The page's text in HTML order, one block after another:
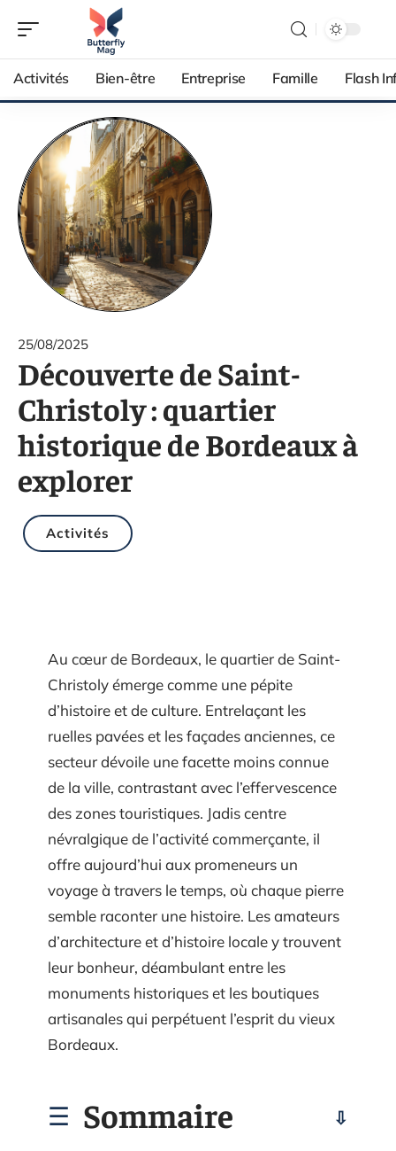
Activités Bien-être Entreprise Famille Flash
25/08/2025
Découverte de Saint-
Christoly : quartier
historique de Bordeaux à
explorer
Activités
Au cœur de Bordeaux, le quartier de Saint-
Christoly émerge comme une pépite
d’histoire et de culture. Entrelaçant les
ruelles pavées et les façades anciennes, ce
secteur dévoile une facette moins connue
de la ville, contrastant avec l’effervescence
des zones touristiques. Jadis centre
névralgique de l’activité commerçante, il
offre aujourd’hui aux promeneurs un
voyage à travers le temps, où chaque pierre
semble raconter une histoire. Les amateurs
d’architecture et d’histoire locale y trouvent
leur bonheur, déambulant entre les
monuments historiques et les boutiques
artisanales qui perpétuent l’esprit du vieux
Bordeaux.
Sommaire